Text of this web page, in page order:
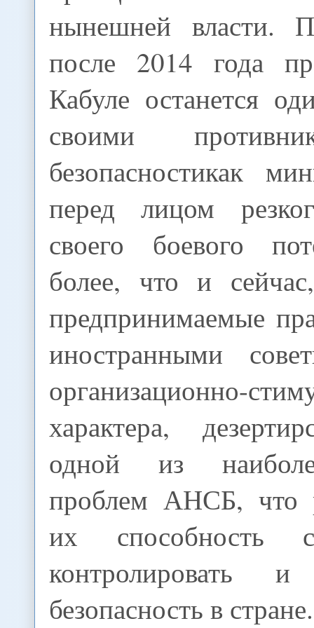
нынешней власти.
после 2014 года
Кабуле останется
своими
безопасностикак
перед лицом
своего боевого
более, что и
предпринимаемые
иностранными
организационно-
характера,
одной из
проблем АНСБ, что
их способность
контролировать и
безопасность в стране.